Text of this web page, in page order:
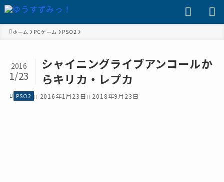
ホーム PCゲーム PSO2
シャイニングライブアンコールか
らキリカ・レプカ
2016
1/23
PSO2 2016年1月23日 2018年9月23日